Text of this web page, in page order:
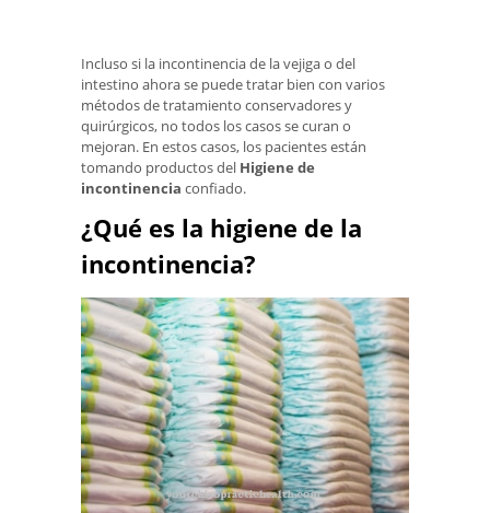
Incluso si la incontinencia de la vejiga o del
intestino ahora se puede tratar bien con varios
métodos de tratamiento conservadores y
quirúrgicos, no todos los casos se curan o
mejoran. En estos casos, los pacientes están
tomando productos del Higiene de
incontinencia confiado.
¿Qué es la higiene de la
incontinencia?